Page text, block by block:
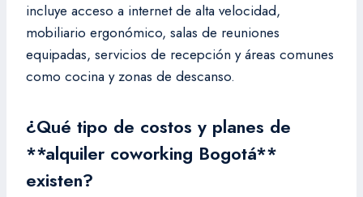
incluye acceso a internet de alta velocidad,
mobiliario ergonómico, salas de reuniones
equipadas, servicios de recepción y áreas comunes
como cocina y zonas de descanso.
¿Qué tipo de costos y planes de
**alquiler coworking Bogotá**
existen?